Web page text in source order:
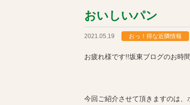
おいしいパン
2021.05.19 おっ！得な近隣情報
お疲れ様です!!坂東ブログのお時
今回ご紹介させて頂きますのは